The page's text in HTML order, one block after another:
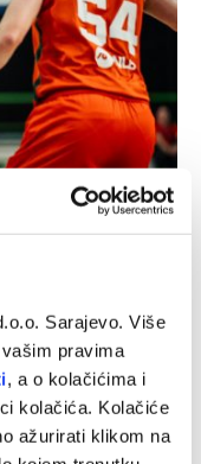
Sarajevo. Više
pravima
, a o kolačićima i
kolačića. Kolačiće
ažurirati klikom na